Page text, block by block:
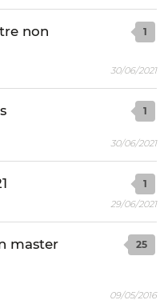
non
1
30/06/2021
1
30/06/2021
1
29/06/2021
master
25
09/05/2016